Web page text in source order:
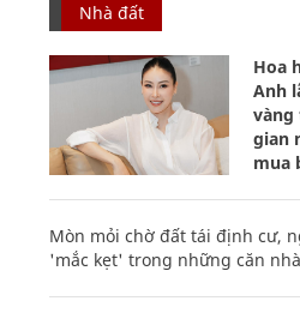
Nhà đất
Hoa
Anh
gian
mua
Mòn mỏi chờ đất tái định cư,
'mắc kẹt' trong những căn